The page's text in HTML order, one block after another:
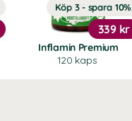
Inflamin Premium
120 kaps
Köp 3 - spara 10%
339 kr